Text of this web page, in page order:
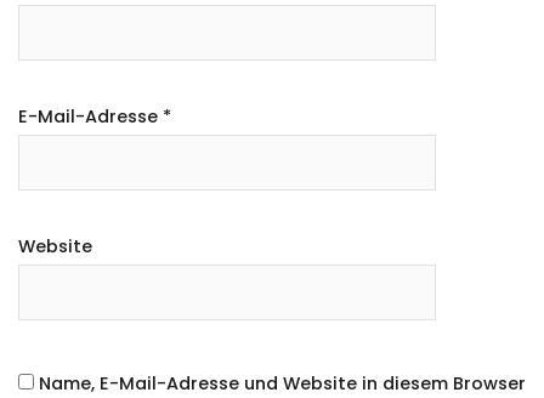
E-Mail-Adresse *
Website
Name, E-Mail-Adresse und Website in diesem Browser